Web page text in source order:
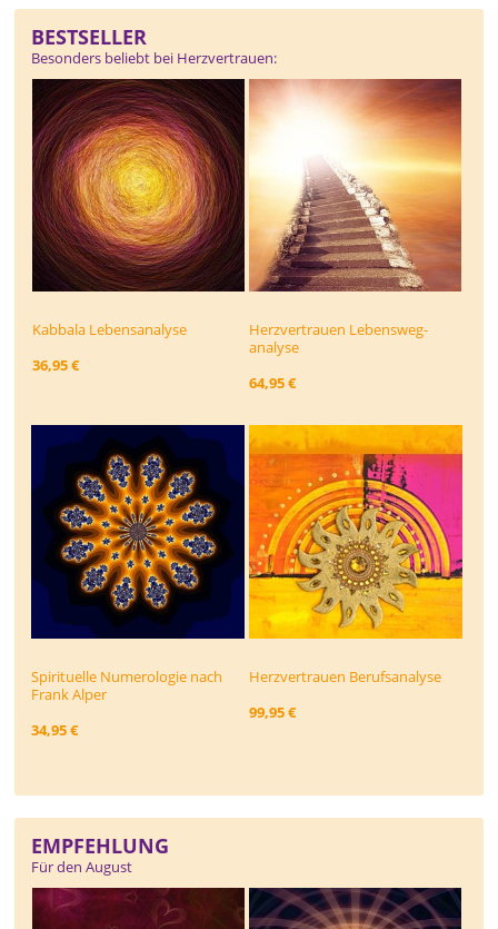
BESTSELLER
Besonders beliebt bei Herzvertrauen:
Kabbala Lebensanalyse
36,95 €
Herzvertrauen Lebensweg­
analyse
64,95 €
Spirituelle Numerologie nach
Frank Alper
34,95 €
Herzvertrauen Berufsanalyse
99,95 €
EMPFEHLUNG
Für den August